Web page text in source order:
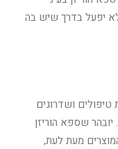
יפעל בדרך שיש בה
ושדרוגים
יובהר שספא הוריזן
מעת לעת,